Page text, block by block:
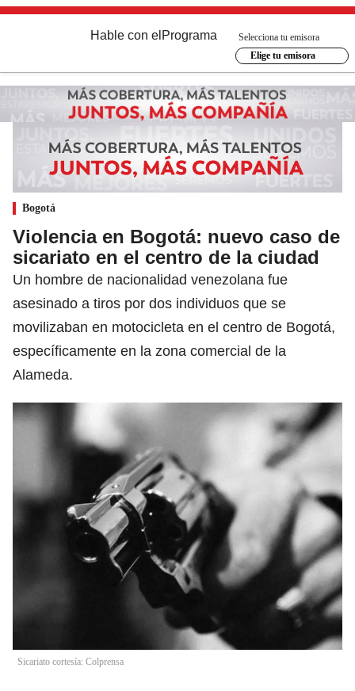
Hable con el Programa
Selecciona tu emisora
Elige tu emisora
Bogotá
Violencia en Bogotá: nuevo caso de
sicariato en el centro de la ciudad
Un hombre de nacionalidad venezolana fue
asesinado a tiros por dos individuos que se
movilizaban en motocicleta en el centro de Bogotá,
específicamente en la zona comercial de la
Alameda.
Sicariato cortesía: Colprensa